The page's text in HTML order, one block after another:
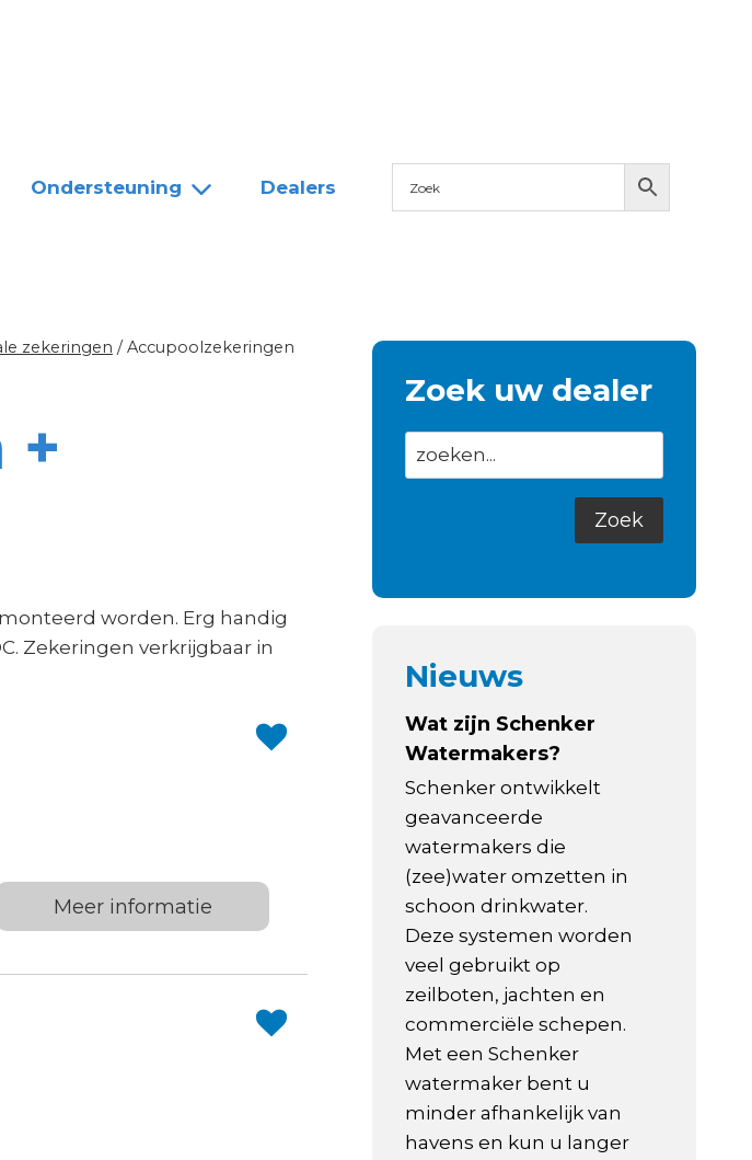
Ondersteuning Dealers
zekeringen / Accupoolzekeringen
worden. Erg handig
Zekeringen verkrijgbaar in
Meer informatie
Zoek uw dealer
Nieuws
Wat zijn Schenker
Watermakers?
Schenker ontwikkelt
geavanceerde
watermakers die
(zee)water omzetten in
schoon drinkwater.
Deze systemen worden
veel gebruikt op
zeilboten, jachten en
commerciële schepen.
Met een Schenker
watermaker bent u
minder afhankelijk van
havens en kun u langer